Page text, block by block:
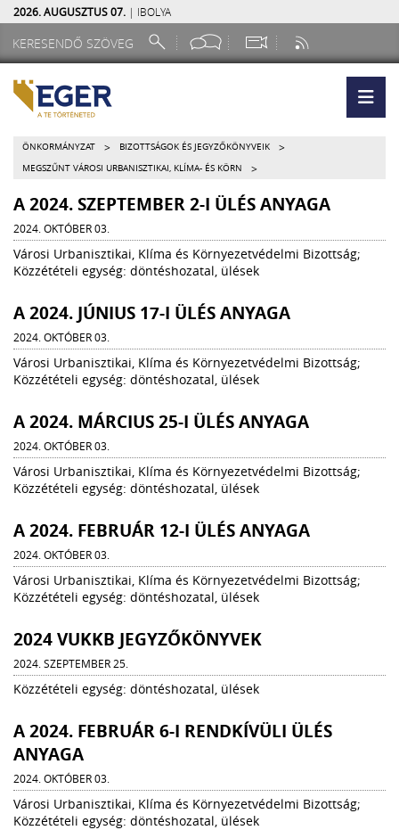
2026. AUGUSZTUS 07. | IBOLYA
ÖNKORMÁNYZAT > BIZOTTSÁGOK ÉS JEGYZŐKÖNYVEIK >
MEGSZŰNT VÁROSI URBANISZTIKAI, KLÍMA- ÉS KÖRN >
A 2024. SZEPTEMBER 2-I ÜLÉS ANYAGA
2024. OKTÓBER 03.
Városi Urbanisztikai, Klíma és Környezetvédelmi Bizottság;
Közzétételi egység: döntéshozatal, ülések
A 2024. JÚNIUS 17-I ÜLÉS ANYAGA
2024. OKTÓBER 03.
Városi Urbanisztikai, Klíma és Környezetvédelmi Bizottság;
Közzétételi egység: döntéshozatal, ülések
A 2024. MÁRCIUS 25-I ÜLÉS ANYAGA
2024. OKTÓBER 03.
Városi Urbanisztikai, Klíma és Környezetvédelmi Bizottság;
Közzétételi egység: döntéshozatal, ülések
A 2024. FEBRUÁR 12-I ÜLÉS ANYAGA
2024. OKTÓBER 03.
Városi Urbanisztikai, Klíma és Környezetvédelmi Bizottság;
Közzétételi egység: döntéshozatal, ülések
2024 VUKKB JEGYZŐKÖNYVEK
2024. SZEPTEMBER 25.
Közzétételi egység: döntéshozatal, ülések
A 2024. FEBRUÁR 6-I RENDKÍVÜLI ÜLÉS
ANYAGA
2024. OKTÓBER 03.
Városi Urbanisztikai, Klíma és Környezetvédelmi Bizottság;
Közzétételi egység: döntéshozatal, ülések